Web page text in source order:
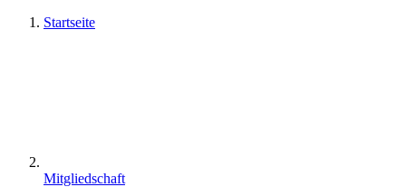
Startseite
Mitgliedschaft